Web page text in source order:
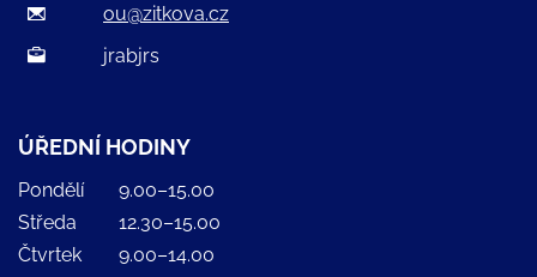
ou@zitkova.cz
jrabjrs
ÚŘEDNÍ HODINY
Pondělí
9.00–15.00
Středa
12.30–15.00
Čtvrtek
9.00–14.00